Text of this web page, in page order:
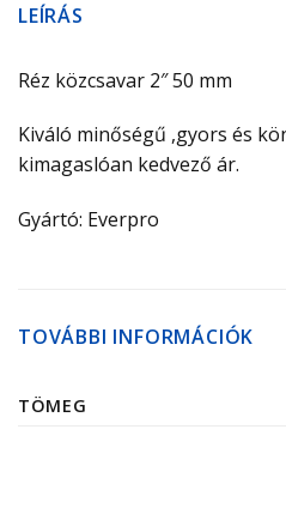
LEÍRÁS
Réz közcsavar 2″ 50 mm
Kiváló minőségű ,gyors és
kimagaslóan kedvező ár.
Gyártó: Everpro
TOVÁBBI INFORMÁCIÓK
TÖMEG